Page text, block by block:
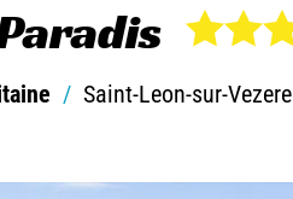
/ Saint-Leon-sur-Vezere